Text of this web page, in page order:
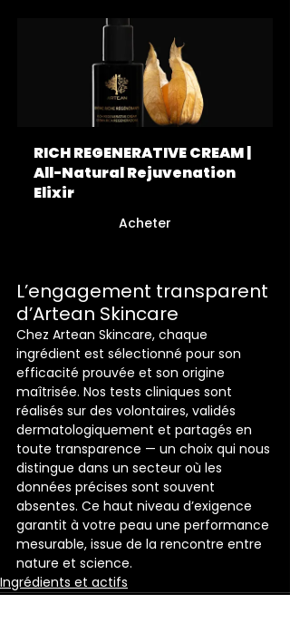
RICH REGENERATIVE CREAM |
All-Natural Rejuvenation
Elixir
Acheter
L’engagement transparent
d’Artean Skincare
Chez Artean Skincare, chaque
ingrédient est sélectionné pour son
efficacité prouvée et son origine
maîtrisée. Nos tests cliniques sont
réalisés sur des volontaires, validés
dermatologiquement et partagés en
toute transparence — un choix qui nous
distingue dans un secteur où les
données précises sont souvent
absentes. Ce haut niveau d’exigence
garantit à votre peau une performance
mesurable, issue de la rencontre entre
nature et science.
Ingrédients et actifs